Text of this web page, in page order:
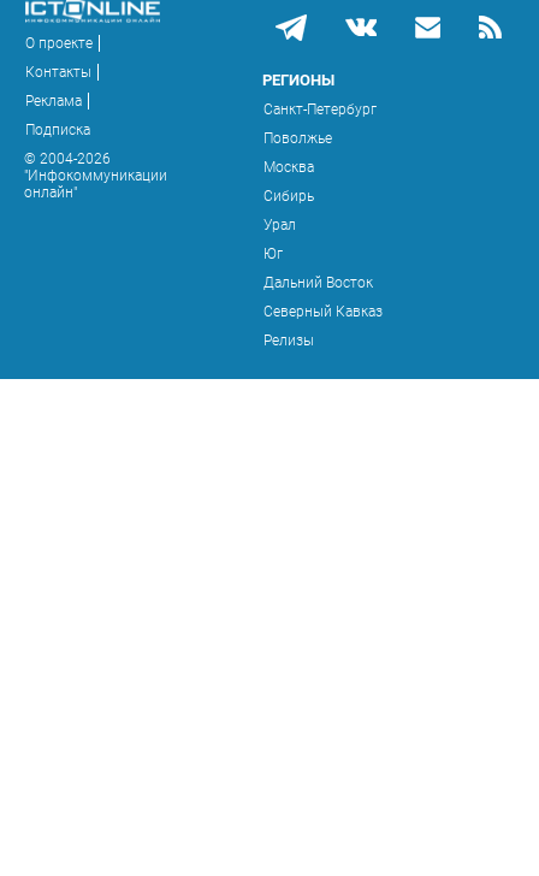
О проекте
Контакты
Реклама
Подписка
© 2004-2026
"Инфокоммуникации
онлайн"
РЕГИОНЫ
Санкт-Петербург
Поволжье
Москва
Сибирь
Урал
Юг
Дальний Восток
Северный Кавказ
Релизы